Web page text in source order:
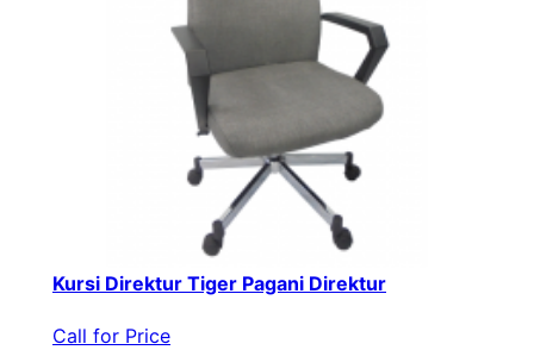
Kursi Direktur Tiger Pagani Direktur
Call for Price